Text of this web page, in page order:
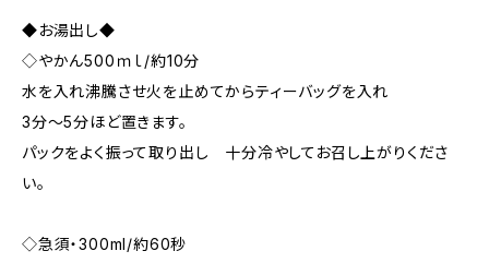
◆お湯出し◆
◇やかん500ｍｌ/約10分
水を入れ沸騰させ火を止めてからティーバッグを入れ
3分～5分ほど置きます。
パックをよく振って取り出し 十分冷やしてお召し上がりくださ
い。
◇急須・300ml/約60秒